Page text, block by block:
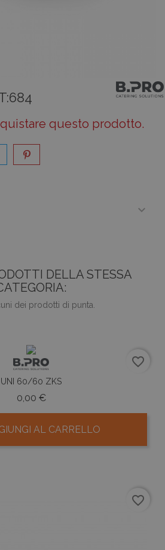
questo prodotto.

DELLA STESSA
dei prodotti di punta.
UNI 60/60 ZKS
0,00 €Prezzo
AL CARRELLO
favorite_border
favorite_border